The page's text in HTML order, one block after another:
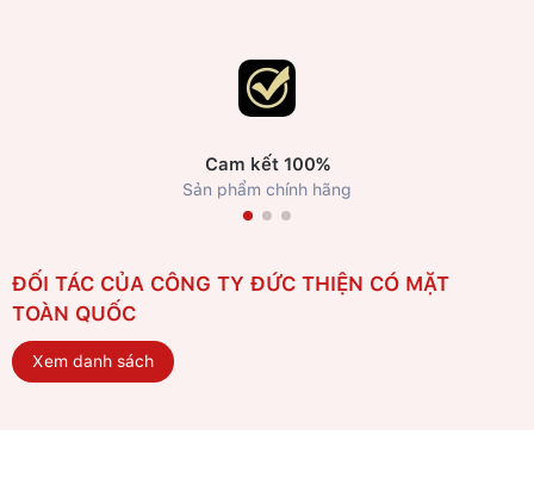
Cam kết 100%
Sản phẩm chính hãng
ĐỐI TÁC CỦA CÔNG TY ĐỨC THIỆN CÓ MẶT
TOÀN QUỐC
Xem danh sách